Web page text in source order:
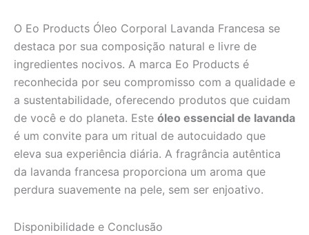
O Eo Products Óleo Corporal Lavanda Francesa se
destaca por sua composição natural e livre de
ingredientes nocivos. A marca Eo Products é
reconhecida por seu compromisso com a qualidade e
a sustentabilidade, oferecendo produtos que cuidam
de você e do planeta. Este óleo essencial de lavanda
é um convite para um ritual de autocuidado que
eleva sua experiência diária. A fragrância autêntica
da lavanda francesa proporciona um aroma que
perdura suavemente na pele, sem ser enjoativo.
Disponibilidade e Conclusão